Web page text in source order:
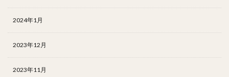
2024年1月
2023年12月
2023年11月